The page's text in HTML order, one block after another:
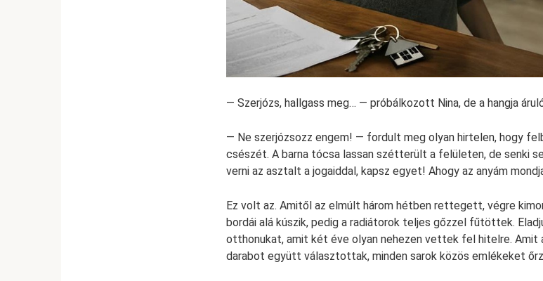
— Szerjózs, hallgass meg… — próbálkozott Nina, de a hangja
— Ne szerjózsozz engem! — fordult meg olyan hirtelen, hogy
csészét. A barna tócsa lassan szétterült a felületen, de senki
verni az asztalt a jogaiddal, kapsz egyet! Ahogy az anyám
Ez volt az. Ami­től az elmúlt három hétben rettegett, végre
bordái alá kúszik, pedig a radiátorok teljes gőzzel fűtöttek.
otthonukat, amit két éve olyan nehezen vettek fel hitelre. Amit
darabot együtt választottak, minden sarok közös emlékeket